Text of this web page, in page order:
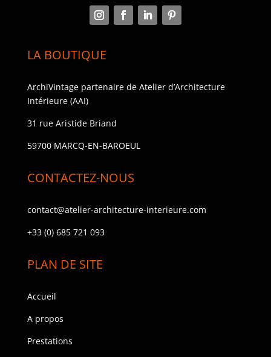
LA BOUTIQUE
ArchiVintage partenaire de Atelier d’Architecture
Intérieure (AAI)
31 rue Aristide Briand
59700 MARCQ-EN-BAROEUL
CONTACTEZ-NOUS
contact@atelier-architecture-interieure.com
+33 (0) 685 721 093
PLAN DE SITE
Accueil
A propos
Prestations